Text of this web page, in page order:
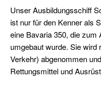
Modul
Hafenmanöver
Modul
Nachtfahrt
Modul
Navigation
Unser Ausbildungsschiff
ist nur für den Kenner als
eine Bavaria 350, die
umgebaut wurde. Sie
Verkehr) abgenommen
Rettungsmittel und